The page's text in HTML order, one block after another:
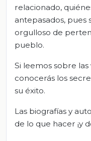
relacionado,
antepasados, pues
orgulloso de
pueblo.
Si leemos sobre las
conocerás los
su éxito.
Las biografías y
de lo que hacer ¡y